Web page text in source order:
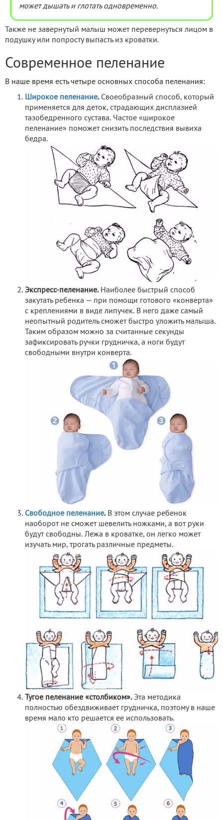
может дышать и глотать одновременно.
Также не завернутый малыш может перевернуться лицом в
подушку или попросту выпасть из кроватки.
Современное пеленание
В наше время есть четыре основных способа пеленания:
Широкое пеленание.Своеобразный способ, который
применяется для деток, страдающих дисплазией
тазобедренного сустава. Частое «широкое
пеленание» поможет снизить последствия вывиха
бедра.
Экспресс-пеленание.Наиболее быстрый способ
закутать ребенка — при помощи готового «конверта»
с креплениями в виде липучек. В него даже самый
неопытный родитель сможет быстро уложить малыша.
Таким образом можно за считанные секунды
зафиксировать ручки грудничка, а ноги будут
свободными внутри конверта.
Свободное пеленание.В этом случае ребенок
наоборот не сможет шевелить ножками, а вот руки
будут свободны. Лежа в кроватке, он легко может
изучать мир, трогать различные предметы.
Тугое пеленание «столбиком». Эта методика
полностью обездвиживает грудничка, поэтому в наше
время мало кто решается ее использовать.